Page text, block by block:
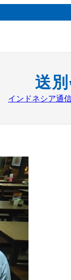
送
インドネシア通